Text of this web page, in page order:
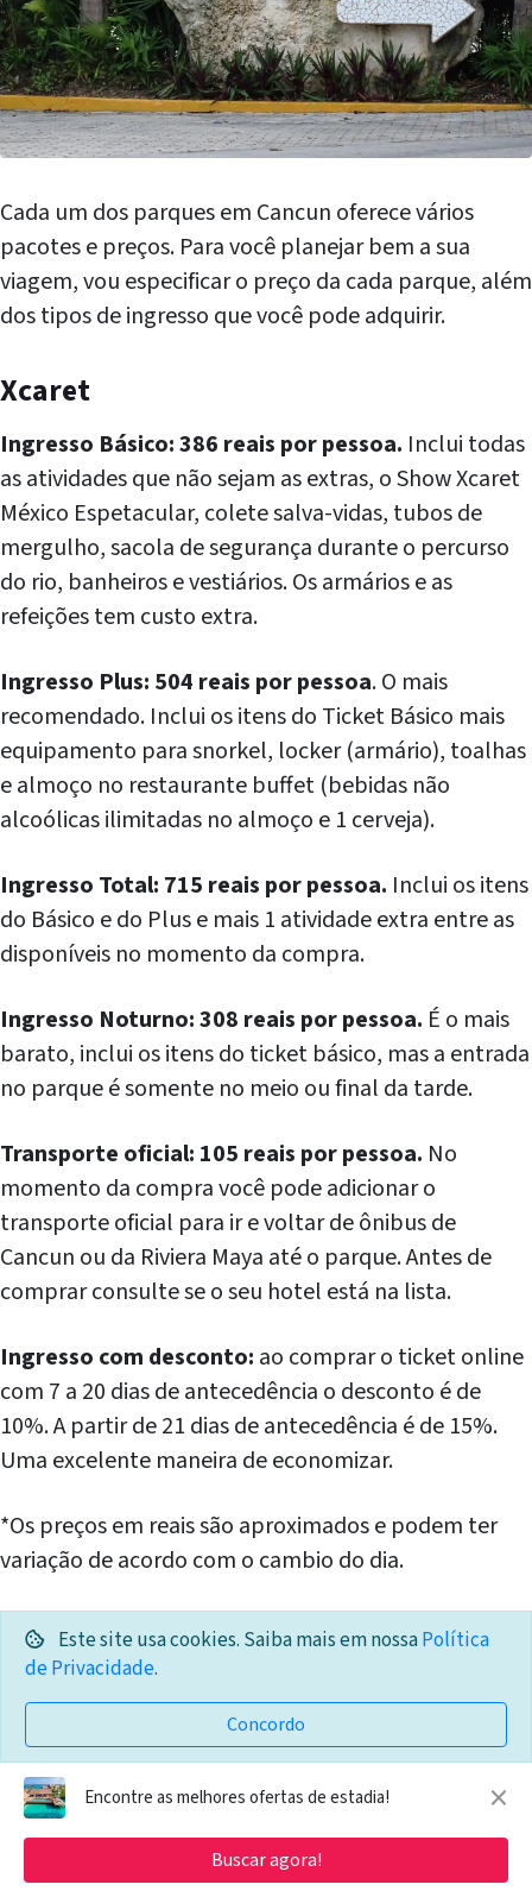
Cada um dos parques em Cancun oferece vários
pacotes e preços. Para você planejar bem a sua
viagem, vou especificar o preço da cada parque, além
dos tipos de ingresso que você pode adquirir.
Xcaret
Ingresso Básico: 386 reais por pessoa. Inclui todas
as atividades que não sejam as extras, o Show Xcaret
México Espetacular, colete salva-vidas, tubos de
mergulho, sacola de segurança durante o percurso
do rio, banheiros e vestiários. Os armários e as
refeições tem custo extra.
Ingresso Plus: 504 reais por pessoa. O mais
recomendado. Inclui os itens do Ticket Básico mais
equipamento para snorkel, locker (armário), toalhas
e almoço no restaurante buffet (bebidas não
alcoólicas ilimitadas no almoço e 1 cerveja).
Ingresso Total: 715 reais por pessoa. Inclui os itens
do Básico e do Plus e mais 1 atividade extra entre as
disponíveis no momento da compra.
Ingresso Noturno: 308 reais por pessoa. É o mais
barato, inclui os itens do ticket básico, mas a entrada
no parque é somente no meio ou final da tarde.
Transporte oficial: 105 reais por pessoa. No
momento da compra você pode adicionar o
transporte oficial para ir e voltar de ônibus de
Cancun ou da Riviera Maya até o parque. Antes de
comprar consulte se o seu hotel está na lista.
Ingresso com desconto: ao comprar o ticket online
com 7 a 20 dias de antecedência o desconto é de
10%. A partir de 21 dias de antecedência é de 15%.
Uma excelente maneira de economizar.
*Os preços em reais são aproximados e podem ter
variação de acordo com o cambio do dia.
Xel-Há
do nome, o ingresso não inclui as atividades extras.
Inclui todas as atividades que não sejam as extras,
comida buffet o dia todo nos restaurantes incluindo
o café da manhã, bebidas não alcoólicas, bicicleta,
colete salva-vidas, equipamento para snorkel,
Encontre as melhores ofertas de estadia! ×
Buscar agora!
Este site usa cookies. Saiba mais em nossaPolítica
de Privacidade.
Concordo